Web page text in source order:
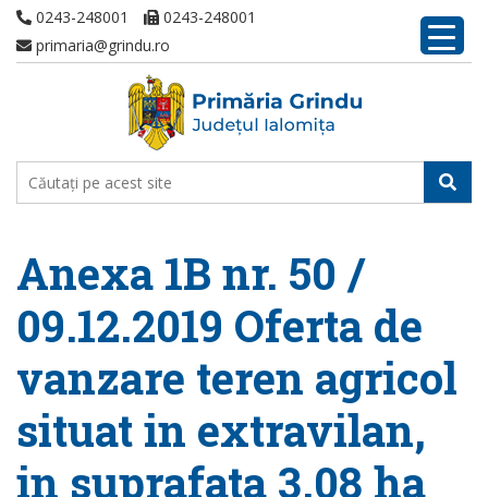
0243-248001
0243-248001
primaria@grindu.ro
Anexa 1B nr. 50 /
09.12.2019 Oferta de
vanzare teren agricol
situat in extravilan,
in suprafata 3,08 ha